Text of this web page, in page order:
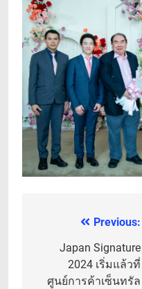
แนะแนว
เรื่อง
Previous:
Japan Signature
2024 เริ่มแล้วที่
ศูนย์การค้าเซ็นทรัล